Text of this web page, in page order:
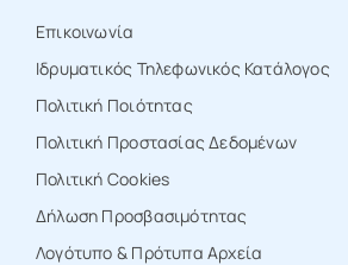
Επικοινωνία
Ιδρυματικός Τηλεφωνικός Κατάλογος
Πολιτική Ποιότητας
Πολιτική Προστασίας Δεδομένων
Πολιτική Cookies
Δήλωση Προσβασιμότητας
Λογότυπο & Πρότυπα Αρχεία